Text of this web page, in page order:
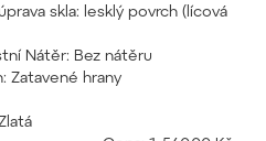
skla: lesklý povrch (lícová
Nátěr: Bez nátěru
Zatavené hrany